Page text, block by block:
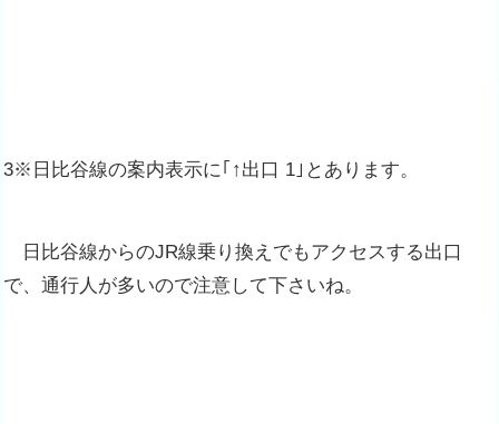
3※日比谷線の案内表示に｢↑出口 1｣とあります。
日比谷線からのJR線乗り換えでもアクセスする出口
で、通行人が多いので注意して下さいね。